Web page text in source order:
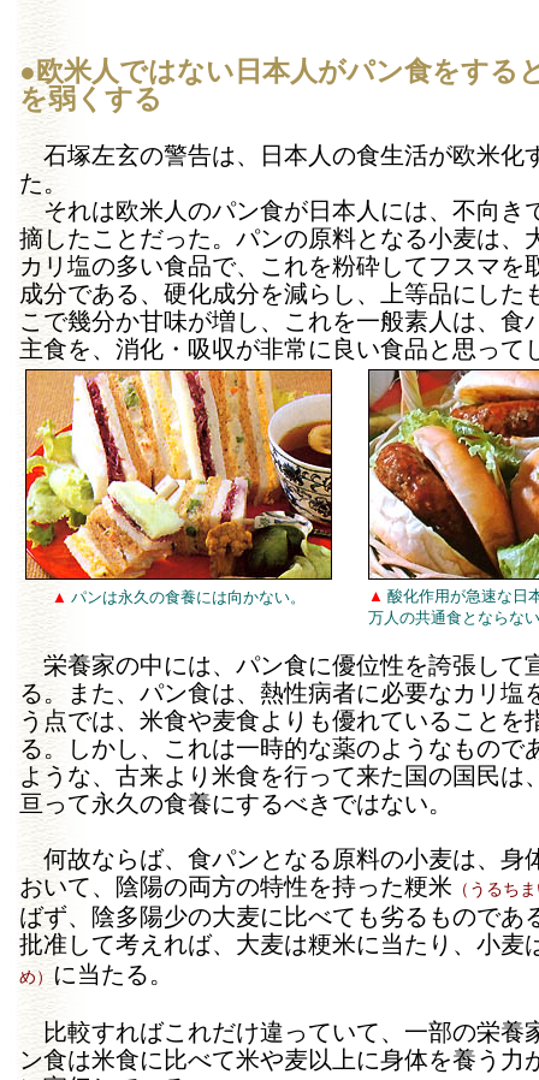
●欧米人ではない日本人がパン食をする
を弱くする
石塚左玄の警告は、日本人の食生活が欧米化
た。
それは欧米人のパン食が日本人には、不向き
摘したことだった。パンの原料となる小麦は、
カリ塩の多い食品で、これを粉砕してフスマを
成分である、硬化成分を減らし、上等品にした
こで幾分か甘味が増し、これを一般素人は、食
主食を、消化・吸収が非常に良い食品と思って
▲ パンは永久の食養には向かない。 ▲ 酸化作用が急速な日
万人の共通食とならな
栄養家の中には、パン食に優位性を誇張して
る。また、パン食は、熱性病者に必要なカリ塩
う点では、米食や麦食よりも優れていることを
る。しかし、これは一時的な薬のようなもので
ような、古来より米食を行って来た国の国民は
亘って永久の食養にするべきではない。
何故ならば、食パンとなる原料の小麦は、身
おいて、陰陽の両方の特性を持った粳米 （うるち
ばず、陰多陽少の大麦に比べても劣るものであ
批准して考えれば、大麦は粳米に当たり、小麦
め） に当たる。
比較すればこれだけ違っていて、一部の栄養
ン食は米食に比べて米や麦以上に身体を養う力